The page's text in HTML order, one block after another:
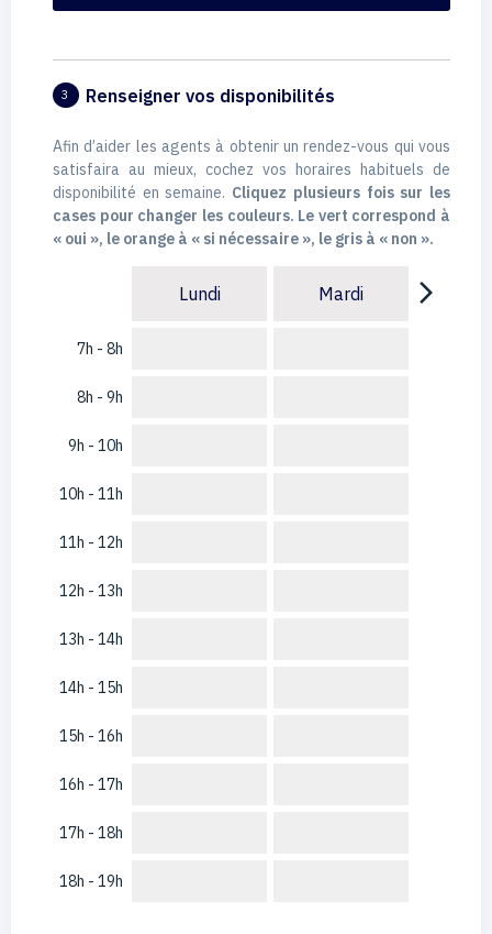
3 Renseigner vos disponibilités
Afin d’aider les agents à obtenir un rendez-vous qui vous
satisfaira au mieux, cochez vos horaires habituels de
disponibilité en semaine. Cliquez plusieurs fois sur les
cases pour changer les couleurs. Le vert correspond à
« oui », le orange à « si nécessaire », le gris à « non ».
7h - 8h
8h - 9h
9h - 10h
10h - 11h
11h - 12h
12h - 13h
13h - 14h
14h - 15h
15h - 16h
16h - 17h
17h - 18h
18h - 19h
Lundi Mardi arrow_forward_ios